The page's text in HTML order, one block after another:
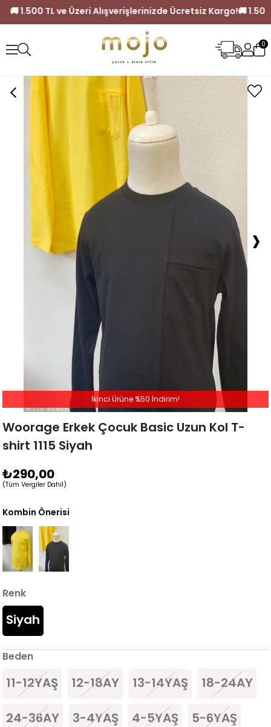
Kargo! 🚚 1.500 TL ve Üzeri Alışverişlerinizde Ücretsiz
0
›
Woorage Erkek Çocuk Basic Uzun Kol T-
shirt 1115 Siyah
₺290,00
(Tüm Vergiler Dahil)
İkinci Ürüne %50 İndirim!
Kombin Önerisi
Renk
Siyah
Beden
11-12YAŞ 12-18AY 13-14YAŞ 18-24AY
24-36AY 3-4YAŞ 4-5YAŞ 5-6YAŞ